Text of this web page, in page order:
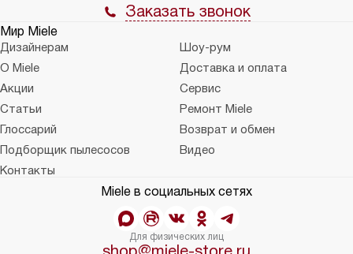
Заказать звонок
Мир Miele
Дизайнерам
Шоу-рум
О Miele
Доставка и оплата
Акции
Сервис
Статьи
Ремонт Miele
Глоссарий
Возврат и обмен
Подборщик пылесосов
Видео
Контакты
Miele в социальных сетях
Для физических лиц